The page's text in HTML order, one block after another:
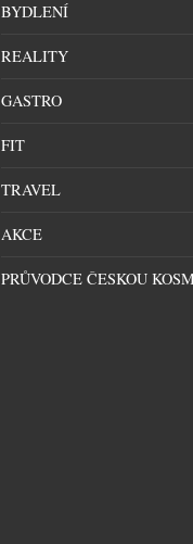
BYDLENÍ
REALITY
GASTRO
FIT
TRAVEL
AKCE
PRŮVODCE ČESKOU